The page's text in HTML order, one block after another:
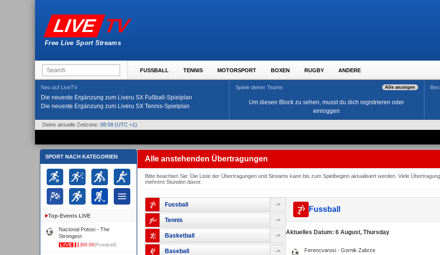
LIVE TV
Free Live Sport Streams
FUSSBALL TENNIS MOTORSPORT BOXEN RUGBY ANDERE
Neu auf LiveTV
Die neueste Ergänzung zum Liveru SX Fußball-Spielplan
Die neueste Ergänzung zum Liveru SX Tennis-Spielplan
Spiele deiner Teams Alle anzeigen
Um diesen Block zu sehen, musst du dich registrieren oder
einloggen
Deine aktuelle Zeitzone: 08:58 (UTC +1)
SPORT NACH KATEGORIEN
Top-Events LIVE
Nacional Potosi - The
Strongest
00:00(Fussball)
Alle anstehenden Übertragungen
Bitte beachten Sie: Die Liste der Übertragungen und Streams kann bis zum Spielbeginn aktualisiert werden. Viele
mehrere Stunden davor.
Fussball ->
Tennis ->
Basketball ->
Baseball ->
Fussball
Aktuelles Datum: 6 August, Thursday
Ferencvarosi - Gornik Zabrze